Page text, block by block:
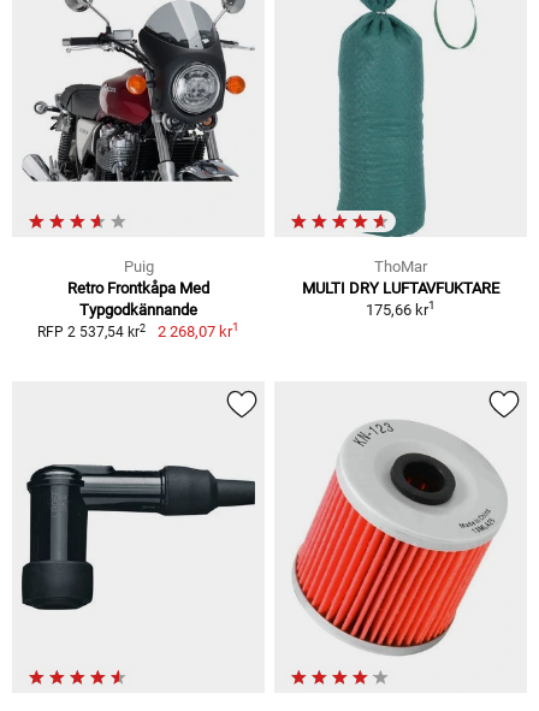
Puig
Retro Frontkåpa Med
Typgodkännande
RFP 2 537,54 kr2 2 268,07 kr1
ThoMar
MULTI DRY LUFTAVFUKTARE
175,66 kr1